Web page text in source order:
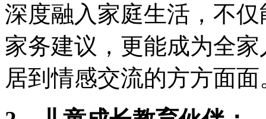
深度融入家庭生活，不
家务建议，更能成为全
居到情感交流的方方面面